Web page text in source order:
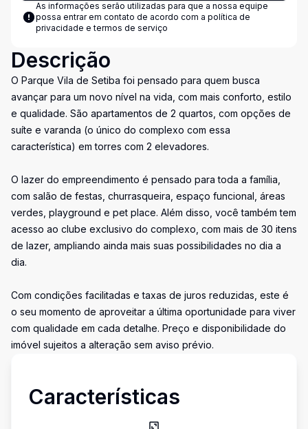
As informações serão utilizadas para que a nossa equipe
possa entrar em contato de acordo com a política de
privacidade e termos de serviço
Descrição
O Parque Vila de Setiba foi pensado para quem busca
avançar para um novo nível na vida, com mais conforto, estilo
e qualidade. São apartamentos de 2 quartos, com opções de
suíte e varanda (o único do complexo com essa
característica) em torres com 2 elevadores.
O lazer do empreendimento é pensado para toda a família,
com salão de festas, churrasqueira, espaço funcional, áreas
verdes, playground e pet place. Além disso, você também tem
acesso ao clube exclusivo do complexo, com mais de 30 itens
de lazer, ampliando ainda mais suas possibilidades no dia a
dia.
Com condições facilitadas e taxas de juros reduzidas, este é
o seu momento de aproveitar a última oportunidade para viver
com qualidade em cada detalhe. Preço e disponibilidade do
imóvel sujeitos a alteração sem aviso prévio.
Características